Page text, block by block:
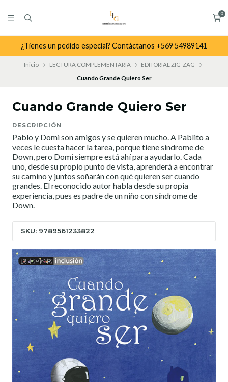
0
¿Tienes un pedido especial? Contáctanos +569 54989141
Inicio LECTURA COMPLEMENTARIA
EDITORIAL ZIG-ZAG
Cuando Grande Quiero Ser
Cuando Grande Quiero Ser
DESCRIPCIÓN
Pablo y Domi son amigos y se quieren mucho. A Pablito a
veces le cuesta hacer la tarea, porque tiene síndrome de
Down, pero Domi siempre está ahí para ayudarlo. Cada
uno, desde su propio punto de vista, aprenderá a encontrar
su camino y juntos soñarán con qué quieren ser cuando
grandes. El reconocido autor habla desde su propia
experiencia, pues es padre de un niño con síndrome de
Down.
SKU: 9789561233822